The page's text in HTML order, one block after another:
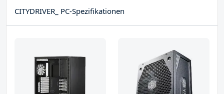
CITYDRIVER_ PC-Spezifikationen